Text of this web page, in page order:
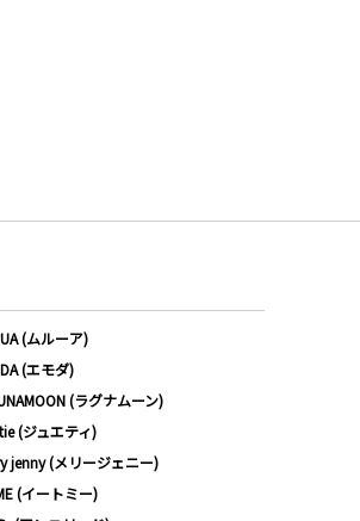
(ムルーア)
(エモダ)
(ラグナムーン)
(ジュエティ)
jenny (メリージェニー)
(イートミー)